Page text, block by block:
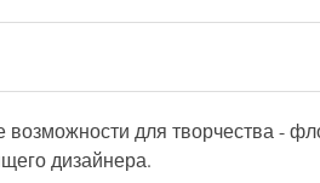
для творчества -
дизайнера.